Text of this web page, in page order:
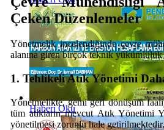
Haberi Oku
Çeken Düzenlemeler
Yönetmelik incelendiğinde çevre
alanına giren birçok teknik yükümlülük
1. Tehlikeli Atık Yönetimi
Yönetmelikte, gemi geri dönüşüm
tüm atıkların mevcut Atık Yönetimi
yönetilmesi zorunlu hale